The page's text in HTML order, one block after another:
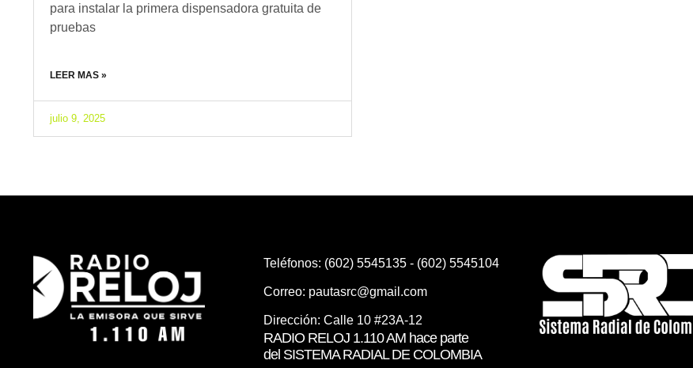
para instalar la primera dispensadora gratuita de
pruebas
LEER MAS »
julio 9, 2025
Teléfonos: (602) 5545135 - (602) 5545104
Correo: pautasrc@gmail.com
Dirección: Calle 10 #23A-12
RADIO RELOJ 1.110 AM hace parte
del SISTEMA RADIAL DE COLOMBIA